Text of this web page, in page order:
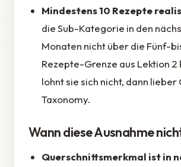
Mindestens 10 Rezepte
die Sub-Kategorie in den
Monaten nicht über die Fünf-
Rezepte-Grenze aus Lektion 2
lohnt sie sich nicht, dann lieber
Taxonomy.
Wann diese Ausnahme
Querschnittsmerkmal ist in